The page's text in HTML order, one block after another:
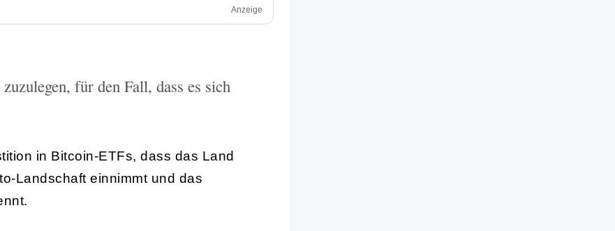
Anzeige
für den Fall, dass es sich
in Bitcoin-ETFs, dass das Land
Landschaft einnimmt und das